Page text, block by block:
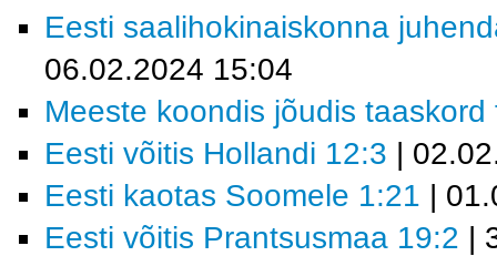
Eesti saalihokinaiskonna
06.02.2024 15:04
Meeste koondis jõudis taaskord
Eesti võitis Hollandi 12:3 |
Eesti kaotas Soomele 1:21 |
Eesti võitis Prantsusmaa 19:2 |